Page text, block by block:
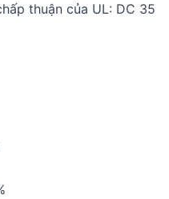
thuận của UL: DC 35